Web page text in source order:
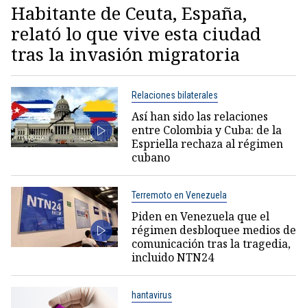
Habitante de Ceuta, España,
relató lo que vive esta ciudad
tras la invasión migratoria
Relaciones bilaterales
Así han sido las relaciones
entre Colombia y Cuba: de la
Espriella rechaza al régimen
cubano
Terremoto en Venezuela
Piden en Venezuela que el
régimen desbloquee medios de
comunicación tras la tragedia,
incluido NTN24
hantavirus